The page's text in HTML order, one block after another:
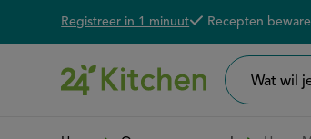
Overslaan
Registreer in 1 minuut
De voordelen van een 24K account
Recepten
wil